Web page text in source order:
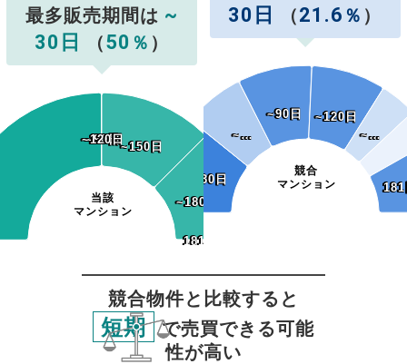
最多販売期間は ~
30日
（50 ％ ）
当該
マンション
~60日
~60日
~90日
~90日
~120日
~120日
~150日
~150日
~180日
~180日
181日~
181日~
30日
（21.6 ％ ）
競合
マンション
~30日
~30日
~…
~…
~90日
~90日 ~120日
~120日
~…
~…
181
競合物件と比較すると
短期
で売買できる可能
性が高い